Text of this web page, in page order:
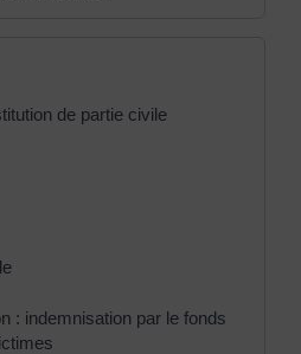
de partie civile
: indemnisation par le fonds